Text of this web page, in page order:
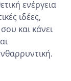
ενέργεια
ιδέες,
και κάνει